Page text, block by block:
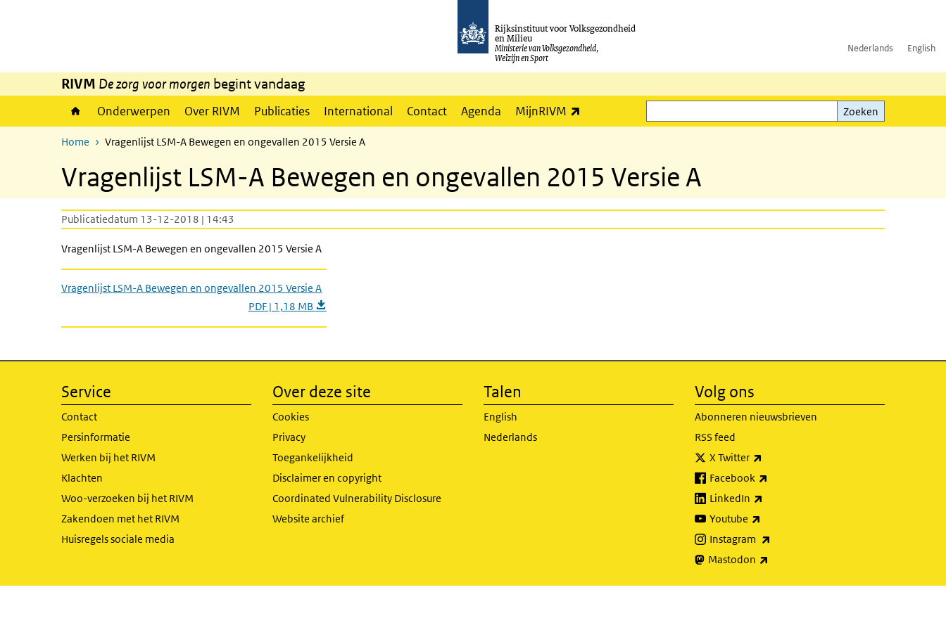
Rijksinstituut voor Volksgezondheid
en Milieu
Ministerie van Volksgezondheid,
Welzijn en Sport
Nederlands English
RIVM De zorg voor morgen begint vandaag
Onderwerpen Over RIVM Publicaties International Contact Agenda MijnRIVM
Zoeken
Zoeken
Home Vragenlijst LSM-A Bewegen en ongevallen 2015 Versie A
Vragenlijst LSM-A Bewegen en ongevallen 2015 Versie A
Publicatiedatum 13-12-2018 | 14:43
Vragenlijst LSM-A Bewegen en ongevallen 2015 Versie A
Vragenlijst LSM-A Bewegen en ongevallen 2015 Versie A
PDF | 1,18 MB
Service
Contact
Persinformatie
Werken bij het RIVM
Klachten
Woo-verzoeken bij het RIVM
Zakendoen met het RIVM
Huisregels sociale media
Over deze site
Cookies
Privacy
Toegankelijkheid
Disclaimer en copyright
Coordinated Vulnerability Disclosure
Website archief
Talen
English
Nederlands
Volg ons
Abonneren nieuwsbrieven
RSS feed
X Twitter
Facebook
LinkedIn
Youtube
Instagram
Mastodon